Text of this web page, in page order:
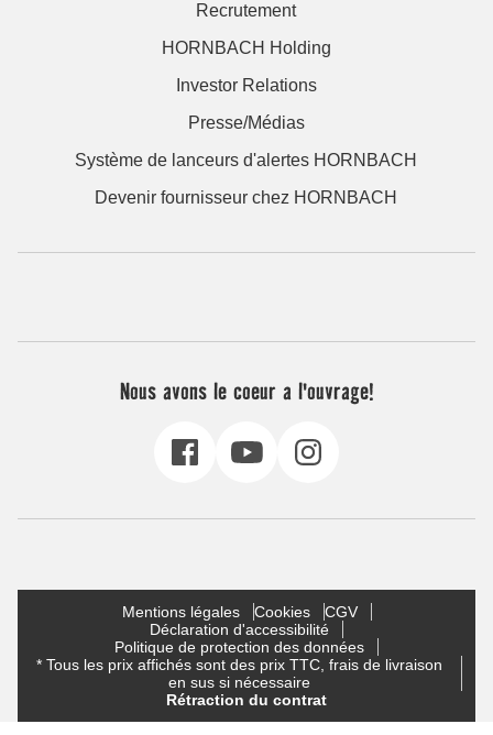
Recrutement
HORNBACH Holding
Investor Relations
Presse/Médias
Système de lanceurs d'alertes HORNBACH
Devenir fournisseur chez HORNBACH
Nous avons le coeur a l'ouvrage!
Mentions légales Cookies
CGV
Déclaration d'accessibilité
Politique de protection des données
* Tous les prix affichés sont des prix TTC, frais de livraison
en sus si nécessaire
Rétraction du contrat